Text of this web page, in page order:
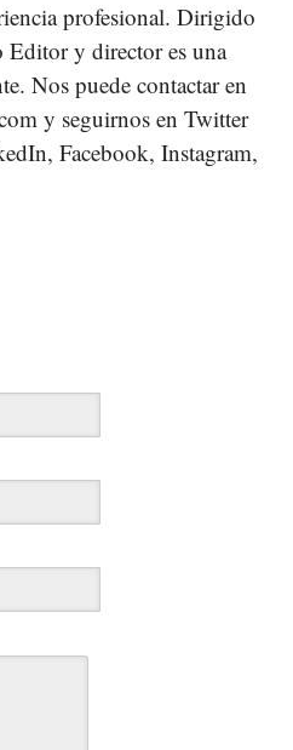
profesional. Dirigido
y director es una
Nos puede contactar en
y seguirnos en Twitter
Facebook, Instagram,